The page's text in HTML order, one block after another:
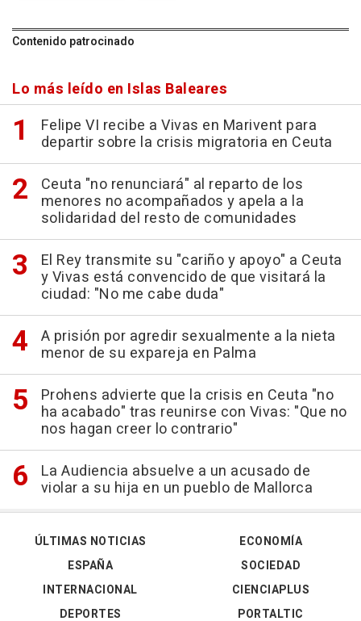
Contenido patrocinado
Lo más leído en Islas Baleares
Felipe VI recibe a Vivas en Marivent para
departir sobre la crisis migratoria en Ceuta
Ceuta "no renunciará" al reparto de los
menores no acompañados y apela a la
solidaridad del resto de comunidades
El Rey transmite su "cariño y apoyo" a Ceuta
y Vivas está convencido de que visitará la
ciudad: "No me cabe duda"
A prisión por agredir sexualmente a la nieta
menor de su expareja en Palma
Prohens advierte que la crisis en Ceuta "no
ha acabado" tras reunirse con Vivas: "Que no
nos hagan creer lo contrario"
La Audiencia absuelve a un acusado de
violar a su hija en un pueblo de Mallorca
ÚLTIMAS NOTICIAS
ESPAÑA
INTERNACIONAL
DEPORTES
ECONOMÍA
SOCIEDAD
CIENCIAPLUS
PORTALTIC